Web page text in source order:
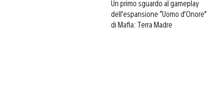
Un primo sguardo al gameplay
dell’espansione “Uomo d’Onore”
di Mafia: Terra Madre